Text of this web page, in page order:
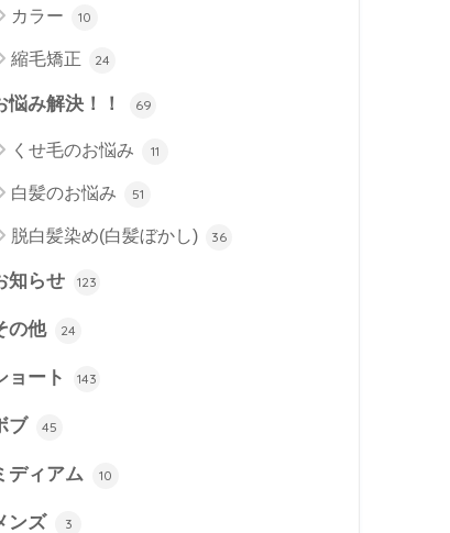
カラー 10
縮毛矯正 24
悩み解決！！ 69
くせ毛のお悩み 11
白髪のお悩み 51
脱白髪染め(白髪ぼかし) 36
知らせ 123
の他 24
ョート 143
ブ 45
ディアム 10
ンズ 3